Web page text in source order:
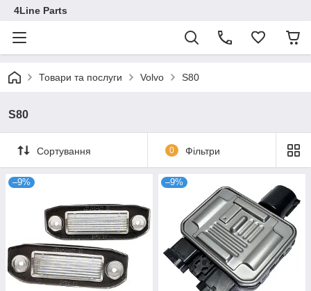
4Line Parts
Товари та послуги Volvo S80
S80
Сортування 0 Фільтри
–9% –9%